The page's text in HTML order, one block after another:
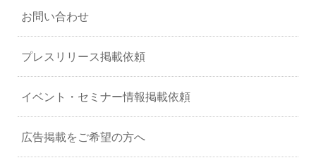
お問い合わせ
プレスリリース掲載依頼
イベント・セミナー情報掲載依頼
広告掲載をご希望の方へ